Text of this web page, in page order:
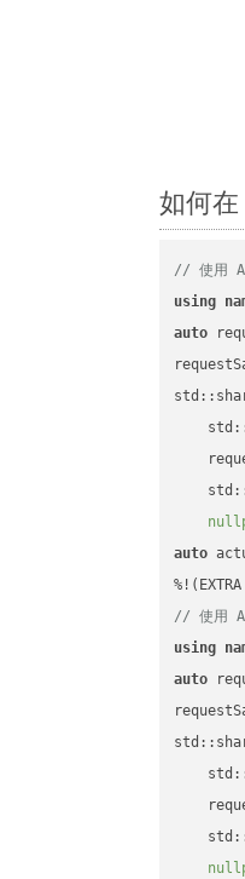
如何
// 使用
using
auto
auto
// 使用
using
auto